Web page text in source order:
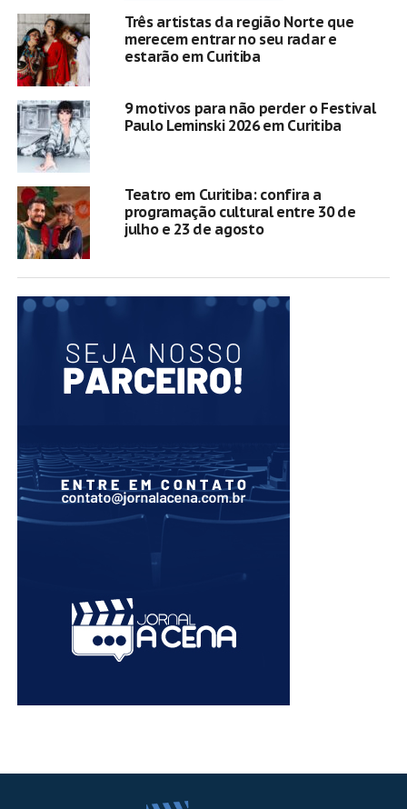
Três artistas da região Norte que
merecem entrar no seu radar e
estarão em Curitiba
9 motivos para não perder o Festival
Paulo Leminski 2026 em Curitiba
Teatro em Curitiba: confira a
programação cultural entre 30 de
julho e 23 de agosto